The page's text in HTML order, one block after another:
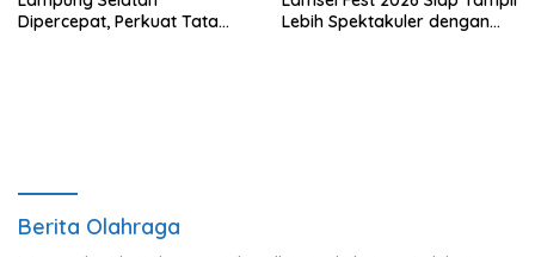
Dipercepat, Perkuat Tata
Lebih Spektakuler dengan
Berita Olahraga